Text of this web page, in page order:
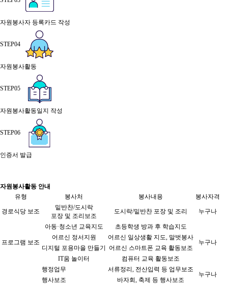
자원봉사자 등록카드 작성
STEP04
자원봉사활동
STEP05
자원봉사활동일지 작성
STEP06
인증서 발급
자원봉사활동 안내
유형
봉사처 봉사내용 봉사자격
경로식당 보조
밑반찬/도시락
포장 및 조리보조
도시락/밑반찬 포장 및 조리 누구나
프로그램 보조
아동·청소년 교육지도 초등학생 방과 후 학습지도
누구나
어르신 정서지원
어르신 일상생활 지도, 말벗봉사
디지털 포용마을 만들기
어르신 스마트폰 교육 활동보조
IT움 놀이터
컴퓨터 교육 활동보조
행정업무
서류정리, 전산입력 등 업무보조
누구나
행사보조
바자회, 축제 등 행사보조